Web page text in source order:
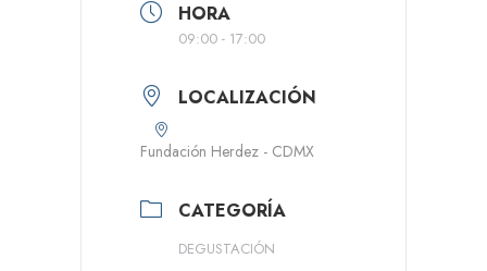
HORA
09:00 - 17:00
LOCALIZACIÓN
Fundación Herdez - CDMX
CATEGORÍA
DEGUSTACIÓN